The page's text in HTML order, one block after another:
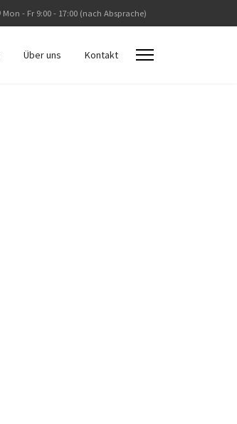
Mon - Fr 9:00 - 17:00 (nach Absprache)
Über uns Kontakt